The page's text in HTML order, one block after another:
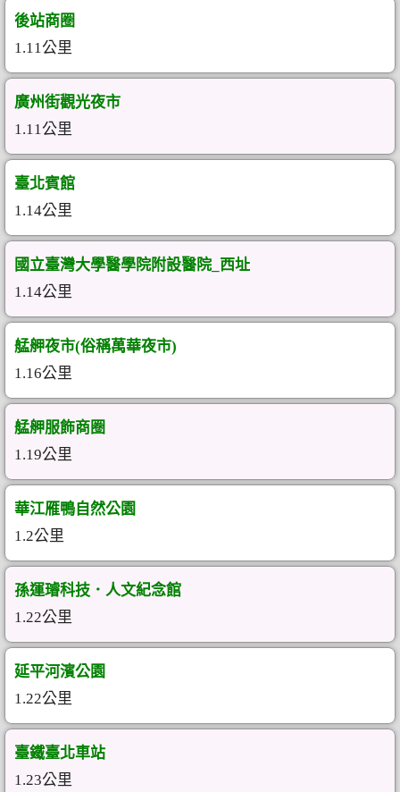
後站商圈
1.11公里
廣州街觀光夜市
1.11公里
臺北賓館
1.14公里
國立臺灣大學醫學院附設醫院_西址
1.14公里
艋舺夜市(俗稱萬華夜市)
1.16公里
艋舺服飾商圈
1.19公里
華江雁鴨自然公園
1.2公里
孫運璿科技．人文紀念館
1.22公里
延平河濱公園
1.22公里
臺鐵臺北車站
1.23公里